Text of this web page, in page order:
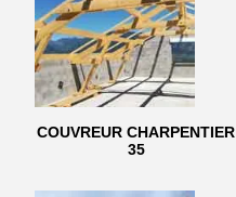
COUVREUR CHARPENTIER
35